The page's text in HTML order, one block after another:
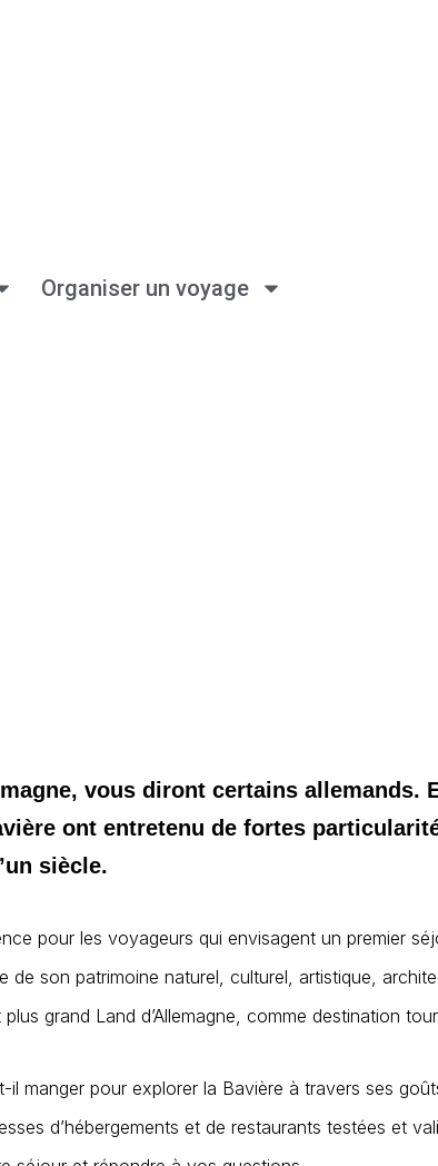
Organiser un voyage
vous diront certains allemands.
ont entretenu de fortes
siècle.
pour les voyageurs qui envisagent un premier
son patrimoine naturel, culturel, artistique,
grand Land d’Allemagne, comme destination
manger pour explorer la Bavière à travers ses
d’hébergements et de restaurants testées et